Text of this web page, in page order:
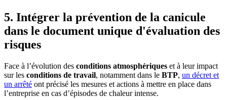
5. Intégrer la prévention de la canicule
dans le document unique d'évaluation des
risques
Face à l’évolution des conditions atmosphériques et à leur impact
sur les conditions de travail, notamment dans le BTP, un décret et
un arrêté ont précisé les mesures et actions à mettre en place dans
l’entreprise en cas d’épisodes de chaleur intense.